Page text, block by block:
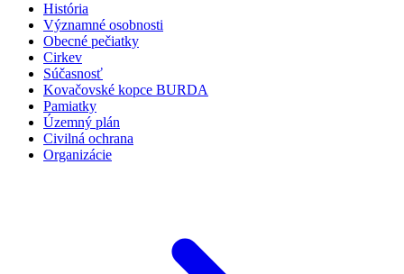
História
Významné osobnosti
Obecné pečiatky
Cirkev
Súčasnosť
Kovačovské kopce BURDA
Pamiatky
Územný plán
Civilná ochrana
Organizácie